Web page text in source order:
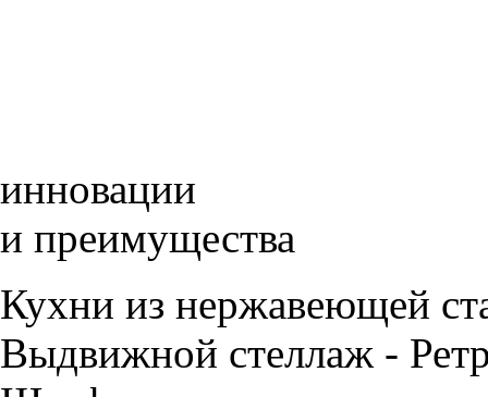
инновации
и преимущества
Кухни из нержавеющей
Выдвижной стеллаж -